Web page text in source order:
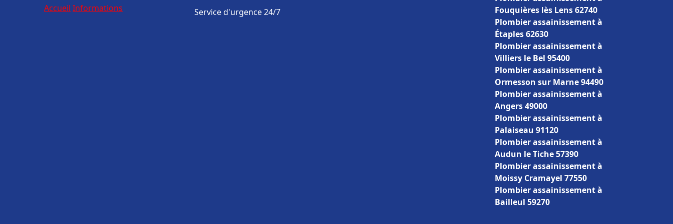
Accueil Informations
Service d'urgence 24/7
Fouquières lès Lens 62740
Plombier assainissement à
Étaples 62630
Plombier assainissement à
Villiers le Bel 95400
Plombier assainissement à
Ormesson sur Marne 94490
Plombier assainissement à
Angers 49000
Plombier assainissement à
Palaiseau 91120
Plombier assainissement à
Audun le Tiche 57390
Plombier assainissement à
Moissy Cramayel 77550
Plombier assainissement à
Bailleul 59270